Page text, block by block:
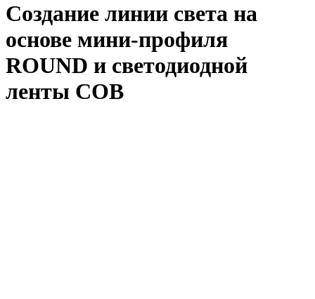
Создание линии света на
основе мини-профиля
ROUND и светодиодной
ленты COB